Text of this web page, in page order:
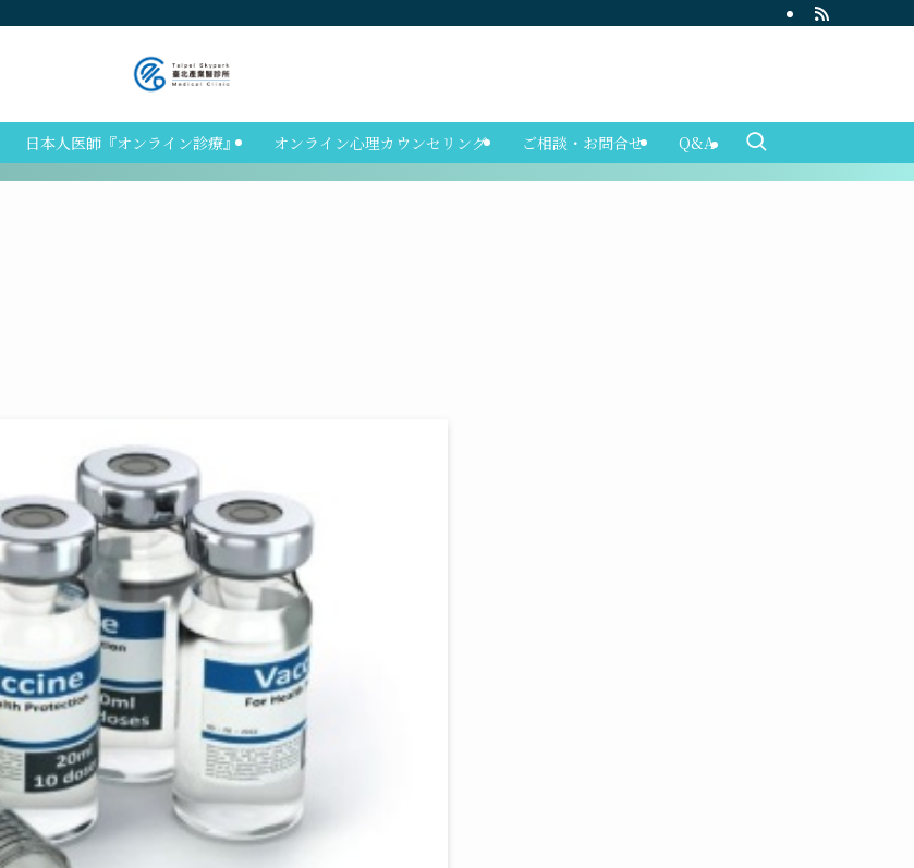
日本人医師『オンライン診療』 オンライン心理カウンセリング ご相談・お問合せ Q&A